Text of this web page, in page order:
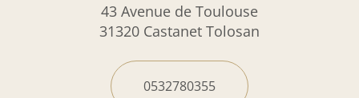
43 Avenue de Toulouse
31320 Castanet Tolosan
0532780355